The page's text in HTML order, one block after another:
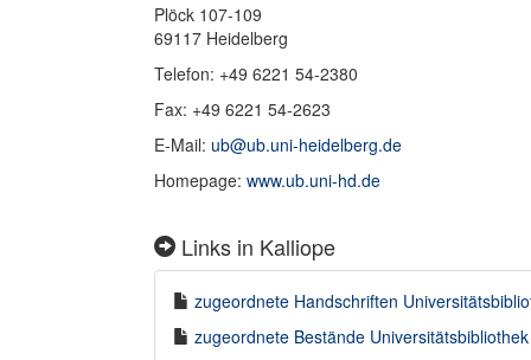
Plöck 107-109
69117 Heidelberg
Telefon: +49 6221 54-2380
Fax: +49 6221 54-2623
E-Mail: ub@ub.uni-heidelberg.de
Homepage: www.ub.uni-hd.de
Links in Kalliope
zugeordnete Handschriften
zugeordnete Bestände